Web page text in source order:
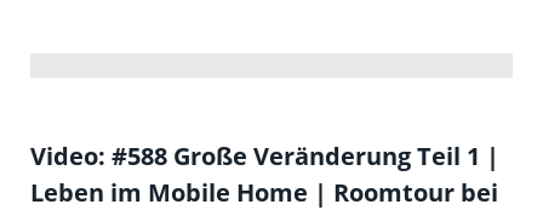
Video: #588 Große Veränderung Teil 1 |
Leben im Mobile Home | Roomtour bei